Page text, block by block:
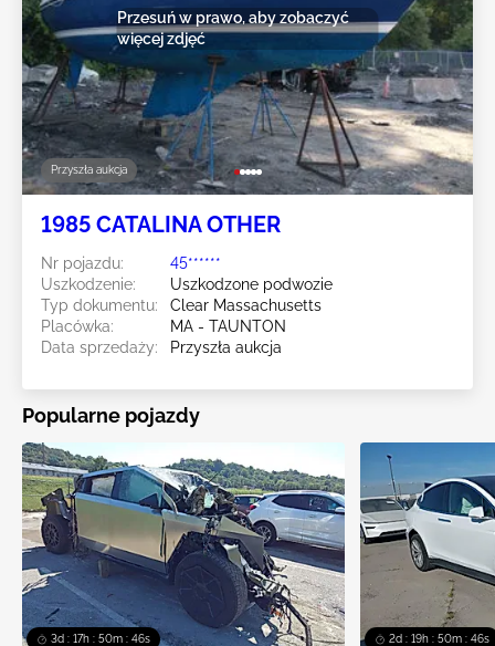
Przyszła aukcja
Przesuń w prawo, aby zobaczyć
więcej zdjęć
1985 CATALINA OTHER
Nr pojazdu:
45******
Uszkodzenie:
Uszkodzone podwozie
Typ dokumentu:
Clear Massachusetts
Placówka:
MA - TAUNTON
Data sprzedaży:
Przyszła aukcja
Popularne pojazdy
3d : 17h : 50m : 45s 2d : 19h : 50m : 45s